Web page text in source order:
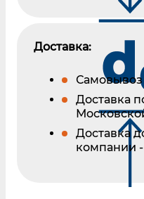
Доставка:
Самовывоз
Доставка
Доставка
компании